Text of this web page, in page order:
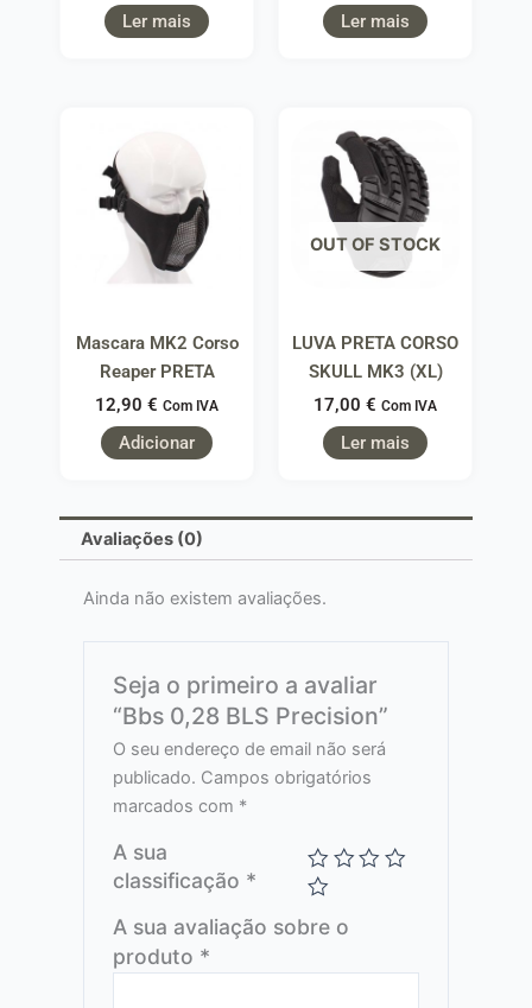
Ler mais Ler mais
Mascara MK2 Corso
Reaper PRETA
12,90 € Com IVA
Adicionar
OUT OF STOCK
LUVA PRETA CORSO
SKULL MK3 (XL)
17,00 € Com IVA
Ler mais
Avaliações (0)
Ainda não existem avaliações.
Seja o primeiro a avaliar
“Bbs 0,28 BLS Precision”
O seu endereço de email não será
publicado. Campos obrigatórios
marcados com *
A sua
classificação *
A sua avaliação sobre o
produto *